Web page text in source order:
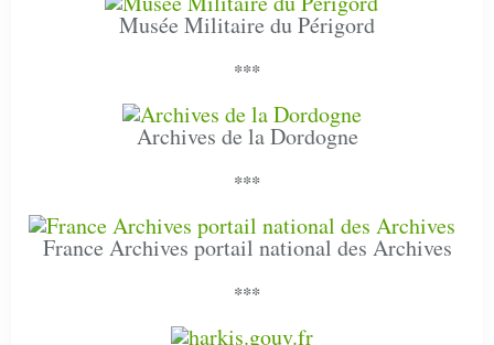
Musée Militaire du Périgord
***
Archives de la Dordogne
***
France Archives portail national des Archives
***